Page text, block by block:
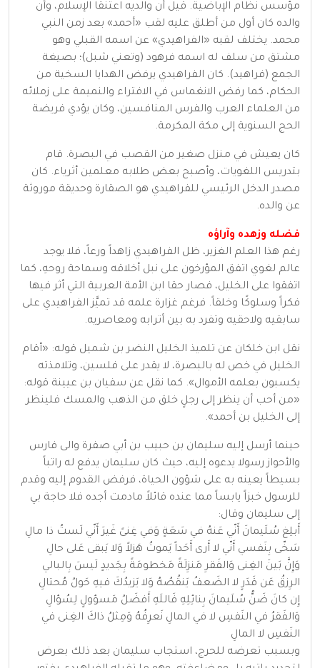
مؤسس نظام الإباضية. قيل أن والديه اعتنقا الإسلام، وأن
والده كان أول من أطلق عليه لقب «أحمد» بعد زمن النبي
محمد. يختلف لقبه «الفراهيدي» عن اسمه القبلي وهو
مشتق من سلف له اسمه فرهود (وتعني شبل)؛ بصيغة
الجمع (فراهيد). كان الفراهيدي يرفض الهدايا السخية من
الحكام، كما رفض الانغماس في الافتراء والنميمة على زملائه
من العلماء العرب والفرس المنافسين، وكان يؤدي فريضة
الحج السنوية إلى مكة المكرمة.
كان يعيش في منزل صغير من القصب في البصرة. قام
بتدريس اللغويات، وأصبح بعض طلابه معلمين أثرياء. كان
مصدر الدخل الرئيسي للفراهيدي هو الصقارة وحديقة موروثة
عن والده.
فضله وزهده وآراؤه
رغم هذا العلم الغزير، ظل الفراهيدي زاهداً ورعاً، فلا يوجد
عالم لغوي اتفق المؤرخون على نبل أخلاقه وسماحة روحهِ، كما
اتفقوا على الخليل، فصار حقا ابن الأمة العربية التي أثر فيها
فكراً وسلوكًا وخلقاً. فرغم غزارة علمه قد تميَّز الفراهيدي على
سابقيه ولاحقيه وتفرد به بين أترابه ومعاصريه.
نقل ابن خلكان عن تلميذ الخليل النضر بن شميل قوله: «أقام
الخليل في خص له بالبصرة، لا يقدر على فلسين، وتلامذته
يكسبون بعلمه الأموال». كما نقل عن سفيان بن عيينة قوله:
«من أحب أن ينظر إلى رجلٍ خلق من الذهب والمسك فلينظر
إلى الخليل بن أحمد».
حينما أرسل إليه سليمان بن حبيب بن أبي صفرة والى فارس
والأحواز رسولا يدعوه إليه، حيث كان سليمان يدفع له راتباً
بسيطاً يعينه به على شؤون الحياة، فرفض القدوم إليه وقدم
للرسول خبزاً يابساً مما عنده قائلاً مادمت أجده فلا حاجة بي
إلى سليمان وقال:
أَبلِغ سُلَيمانَ أَنّي عَنهُ في سَعَةٍ وَفي غِنىً غَيرَ أَنّي لَستُ ذا مالِ
سَخّى بِنَفسي أَنّي لا أَرى أَحَداً يَموتُ هَزلاً وَلا يَبقى عَلى حالِ
وَإِنَّ بَينَ الغِنى وَالفَقرِ مَنزِلَةً مَخطومَةً بِجَديدٍ لَيسَ بِالبالي
الرِزقُ عَن قَدَرٍ لا الضَعفُ يَنقُصُهُ وَلا يَزيدُكَ فيهِ حَولُ مُحتالِ
إِن كانَ ضَنُّ سُلَيمانَ بِنائِلِهِ فَاللَهِ أَفضَلُ مَسؤولٍ لِسُؤالِ
وَالفَقرُ في النَفسِ لا في المالِ نَعرِفُهُ وَمِثلُ ذاكَ الغِنى في
النَفسِ لا المالِ
وبسبب تعرضه للحرج، استجاب سليمان بعد ذلك بعرض